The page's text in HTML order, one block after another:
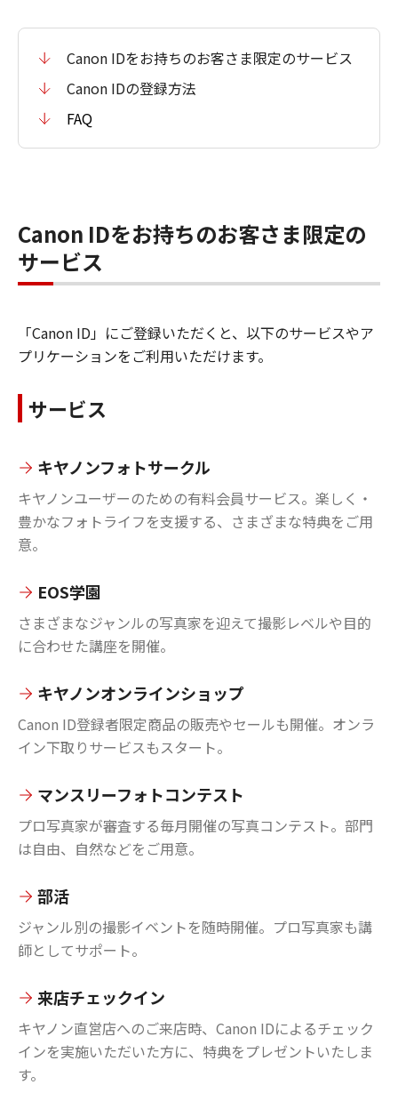
Canon IDをお持ちのお客さま限定のサービス
Canon IDの登録方法
FAQ
Canon IDをお持ちのお客さま限定の
サービス
「Canon ID」にご登録いただくと、以下のサービスやア
プリケーションをご利用いただけます。
サービス
キヤノンフォトサークル
キヤノンユーザーのための有料会員サービス。楽しく・
豊かなフォトライフを支援する、さまざまな特典をご用
意。
EOS学園
さまざまなジャンルの写真家を迎えて撮影レベルや目的
に合わせた講座を開催。
キヤノンオンラインショップ
Canon ID登録者限定商品の販売やセールも開催。オンラ
イン下取りサービスもスタート。
マンスリーフォトコンテスト
プロ写真家が審査する毎月開催の写真コンテスト。部門
は自由、自然などをご用意。
部活
ジャンル別の撮影イベントを随時開催。プロ写真家も講
師としてサポート。
来店チェックイン
キヤノン直営店へのご来店時、Canon IDによるチェック
インを実施いただいた方に、特典をプレゼントいたしま
す。